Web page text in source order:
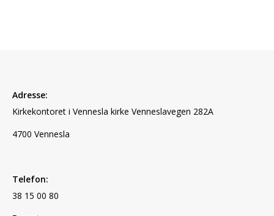
Adresse:
Kirkekontoret i Vennesla kirke Venneslavegen 282A
4700 Vennesla
Telefon:
38 15 00 80